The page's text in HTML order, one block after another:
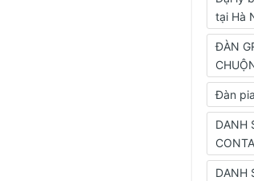
tại Hà
ĐÀN
Đàn
DANH
DANH